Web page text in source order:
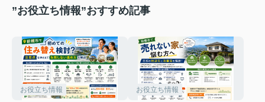
”お役立ち情報”おすすめ記事
お役立ち情報 お役立ち情報